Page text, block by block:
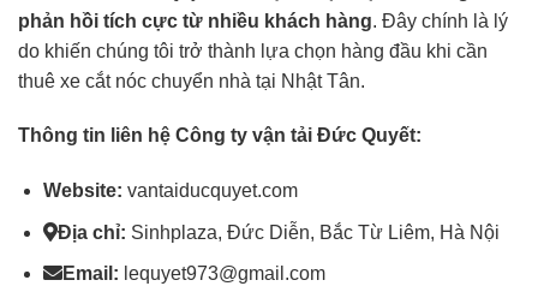
phản hồi tích cực từ nhiều khách hàng. Đây chính là lý
do khiến chúng tôi trở thành lựa chọn hàng đầu khi cần
thuê xe cắt nóc chuyển nhà tại Nhật Tân.
Thông tin liên hệ Công ty vận tải Đức Quyết:
Website: vantaiducquyet.com
Địa chỉ: Sinhplaza, Đức Diễn, Bắc Từ Liêm, Hà Nội
Email: lequyet973@gmail.com